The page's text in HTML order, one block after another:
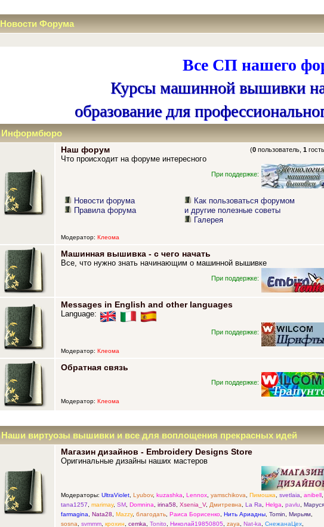
Новости Форума
Все СП нашего
Курсы машинной вышивки
образование для
Информбюро
Наш форум (0 пользователь,1
Что происходит на форуме интересного
При поддержке:
Новости форума
Правила форума
Как пользоваться форумом
и другие полезные советы
Галерея
Модератор: Клеома
Машинная вышивка - с чего начать
Все, что нужно знать начинающим о машинной вышивке
При поддержке:
Messages in English and other languages
Language:
При поддержке:
Модератор: Клеома
Обратная связь
При поддержке:
Модератор: Клеома
Наши виртуозы вышивки и все для воплощения прекрасных идей
Магазин дизайнов - Embroidery Designs Store
Оригинальные дизайны наших мастеров
Модераторы: UltraViolet, Lyubov, kuzashka, Lennox, yamschikova, Пимошка, svetlaia, anibell,
tana1257, marimay, SM, Domnina, irina58, Xsenia_V, Дмитревна, La Ra, Helga, pavlu, Маруся
farmagina, Nata28, Mazzy, благодать, Раиса Борисенко, Нить Ариадны, Tomin, Мирьям,
sosna, svmmm, крохин, cemka, Tonito, Николай19850805, zaya, Nat-ka, СнежанаЦех,